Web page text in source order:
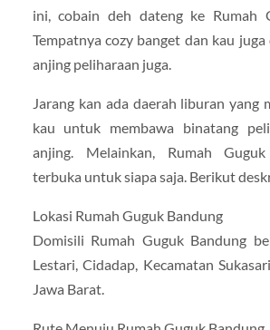
ini, cobain deh dateng ke Rumah
Tempatnya cozy banget dan kau
anjing peliharaan juga.
Jarang kan ada daerah liburan yang
kau untuk membawa binatang
anjing. Melainkan, Rumah
terbuka untuk siapa saja. Berikut
Lokasi Rumah Guguk Bandung
Domisili Rumah Guguk Bandung
Lestari, Cidadap, Kecamatan
Jawa Barat.